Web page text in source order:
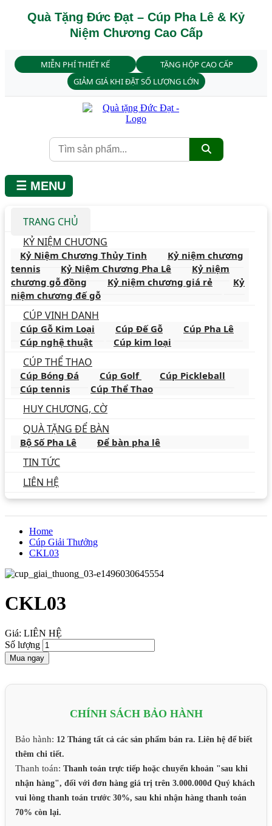
Quà Tặng Đức Đạt – Cúp Pha Lê & Kỷ
Niệm Chương Cao Cấp
MIỄN PHÍ THIẾT KẾ
TẶNG HỘP CAO CẤP
GIẢM GIÁ KHI ĐẶT SỐ LƯỢNG LỚN
☰ MENU
TRANG CHỦ
KỶ NIỆM CHƯƠNG
Kỷ Niệm Chương Thủy Tinh
Kỷ niệm chương
tennis
Kỷ Niệm Chương Pha Lê
Kỷ niệm
chương gỗ đồng
Kỷ niệm chương giá rẻ
Kỷ
niệm chương đế gỗ
CÚP VINH DANH
Cúp Gỗ Kim Loại Cúp Đế Gỗ
Cúp Pha Lê
Cúp nghệ thuật
Cúp kim loại
CÚP THỂ THAO
Cúp Bóng Đá Cúp Golf
Cúp Pickleball
Cúp tennis
Cúp Thể Thao
HUY CHƯƠNG, CỜ
QUÀ TẶNG ĐỂ BÀN
Bộ Số Pha Lê Để bàn pha lê
TIN TỨC
LIÊN HỆ
Home
Cúp Giải Thưởng
CKL03
CKL03
Giá: LIÊN HỆ
Số lượng
Mua ngay
CHÍNH SÁCH BẢO HÀNH
Bảo hành: 12 Tháng tất cả các sản phẩm bán ra. Liên hệ để biết
thêm chi tiết.
Thanh toán: Thanh toán trực tiếp hoặc chuyển khoản "sau khi
nhận hàng", đối với đơn hàng giá trị trên 3.000.000đ Quý khách
vui lòng thanh toán trước 30%, sau khi nhận hàng thanh toán
70% còn lại.